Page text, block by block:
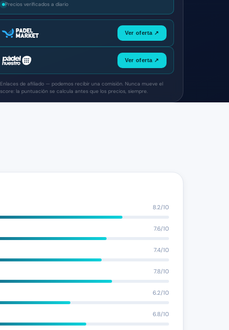
Precios verificados a diario
Ver oferta ↗
Ver oferta ↗
Enlaces de afiliado — podemos recibir una comisión. Nunca mueve el
score: la puntuación se calcula antes que los precios, siempre.
8.2/10
7.6/10
7.4/10
7.8/10
6.2/10
6.8/10